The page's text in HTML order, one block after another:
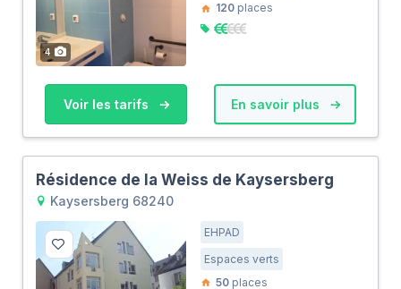
4
120 places
Voir les tarifs En savoir plus
Résidence de la Weiss de Kaysersberg
Kaysersberg 68240
EHPAD
Espaces verts
50 places